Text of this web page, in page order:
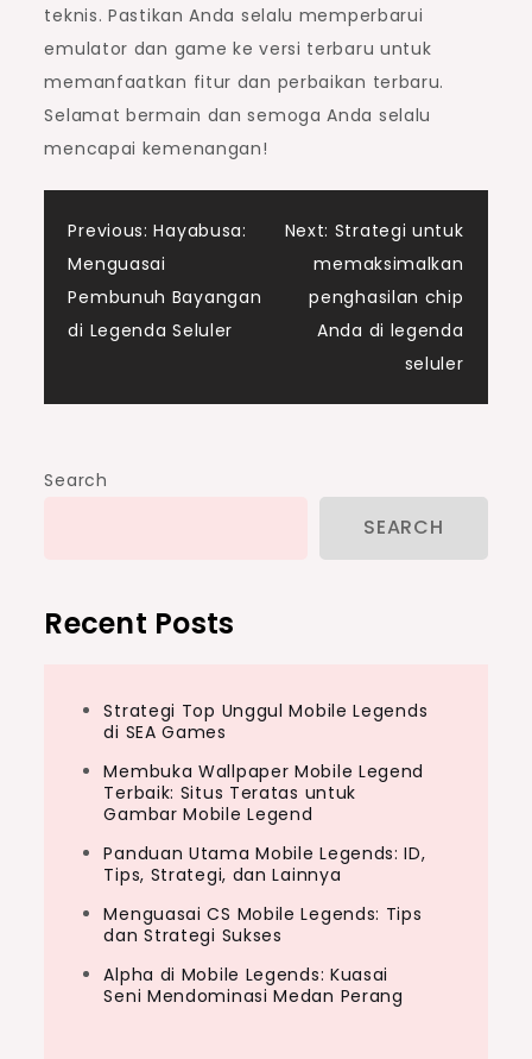
teknis. Pastikan Anda selalu memperbarui
emulator dan game ke versi terbaru untuk
memanfaatkan fitur dan perbaikan terbaru.
Selamat bermain dan semoga Anda selalu
mencapai kemenangan!
Post
navigation
Previous: Hayabusa:
Menguasai
Pembunuh Bayangan
di Legenda Seluler
Next: Strategi untuk
memaksimalkan
penghasilan chip
Anda di legenda
seluler
Search
SEARCH
Recent Posts
Strategi Top Unggul Mobile Legends
di SEA Games
Membuka Wallpaper Mobile Legend
Terbaik: Situs Teratas untuk
Gambar Mobile Legend
Panduan Utama Mobile Legends: ID,
Tips, Strategi, dan Lainnya
Menguasai CS Mobile Legends: Tips
dan Strategi Sukses
Alpha di Mobile Legends: Kuasai
Seni Mendominasi Medan Perang